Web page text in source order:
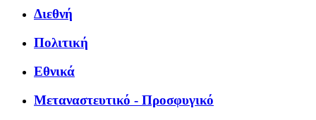
Διεθνή
Πολιτική
Εθνικά
Μεταναστευτικό - Προσφυγικό